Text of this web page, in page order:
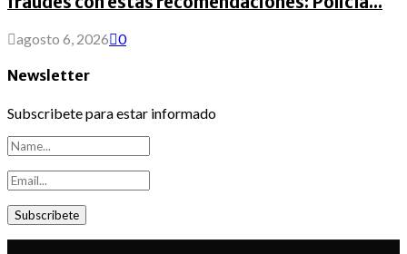
agosto 6, 2026 0
Newsletter
Subscribete para estar informado